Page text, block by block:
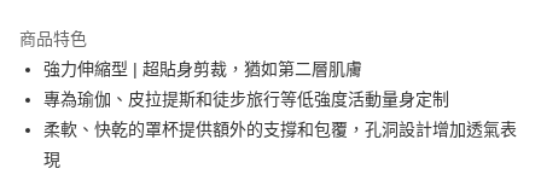
Google Pay
全盈+PAY
大哥付你分期
相關說明
商品特色
強力伸縮型 | 超貼身剪裁，猶如第二層肌膚
專為瑜伽、皮拉提斯和徒步旅行等低強度活動量身定制
柔軟、快乾的罩杯提供額外的支撐和包覆，孔洞設計增加透氣表
現